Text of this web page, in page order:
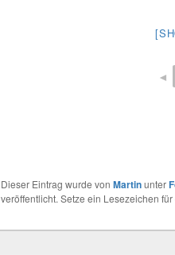
◄
Dieser Eintrag wurde von Martinunter
veröffentlicht. Setze ein Lesezeichen für